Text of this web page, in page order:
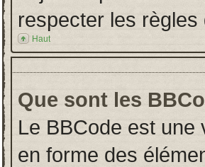
respecter les
Haut
Que sont les
Le BBCode est une
en forme des